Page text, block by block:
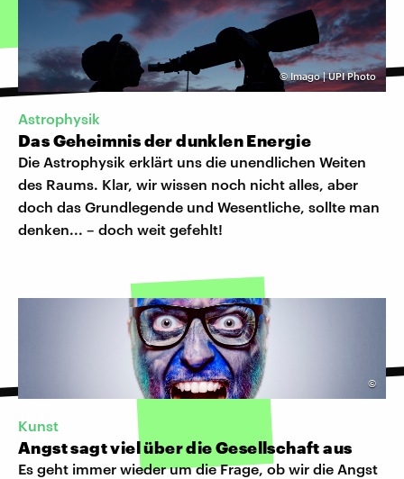
©Imago | UPI Photo
Astrophysik
Das Geheimnis der dunklen Energie
Die Astrophysik erklärt uns die unendlichen Weiten
des Raums. Klar, wir wissen noch nicht alles, aber
doch das Grundlegende und Wesentliche, sollte man
denken... – doch weit gefehlt!
©
Kunst
Angst sagt viel über die Gesellschaft aus
Es geht immer wieder um die Frage, ob wir die Angst